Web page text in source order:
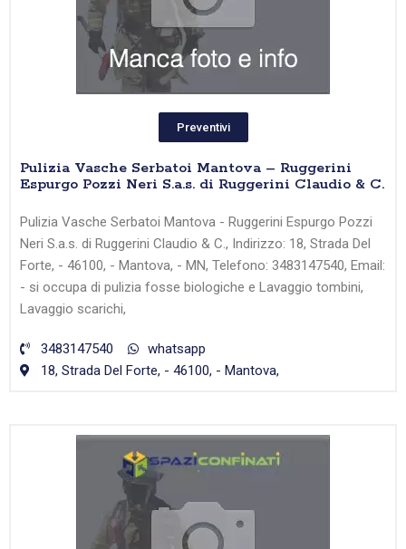
Preventivi
Pulizia Vasche Serbatoi Mantova – Ruggerini
Espurgo Pozzi Neri S.a.s. di Ruggerini Claudio & C.
Pulizia Vasche Serbatoi Mantova - Ruggerini Espurgo Pozzi
Neri S.a.s. di Ruggerini Claudio & C., Indirizzo: 18, Strada Del
Forte, - 46100, - Mantova, - MN, Telefono: 3483147540, Email:
- si occupa di pulizia fosse biologiche e Lavaggio tombini,
Lavaggio scarichi,
3483147540
whatsapp
18, Strada Del Forte, - 46100, - Mantova,